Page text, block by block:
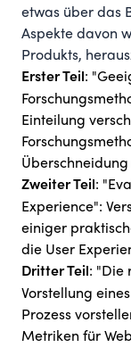
etwas über das
Aspekte davon
Produkts,
Erster Teil :
Einteilung
Zweiter Teil :
Experience":
einiger
die User
Dritter Teil : "Die
Vorstellung
Prozess
Metriken für